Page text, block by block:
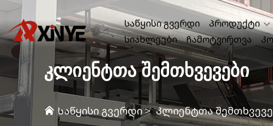
Საწყისი გვერდი Პროდუქტი
Სიახლეები
Ჩამოტვირთვა
ᲙᲚᲘᲔᲜᲢᲗᲐ ᲨᲔᲛᲗᲮᲕᲔᲕᲔᲑᲘ
Საწყისი გვერდი>Კლიენტთა